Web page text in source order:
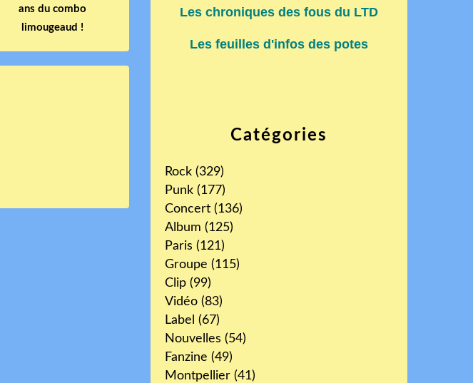
ans du combo
limougeaud !
Catégories
Rock (329)
Punk (177)
Concert (136)
Album (125)
Paris (121)
Groupe (115)
Clip (99)
Vidéo (83)
Label (67)
Nouvelles (54)
Fanzine (49)
Montpellier (41)
Les chroniques des fous du LTD
Les feuilles d'infos des potes